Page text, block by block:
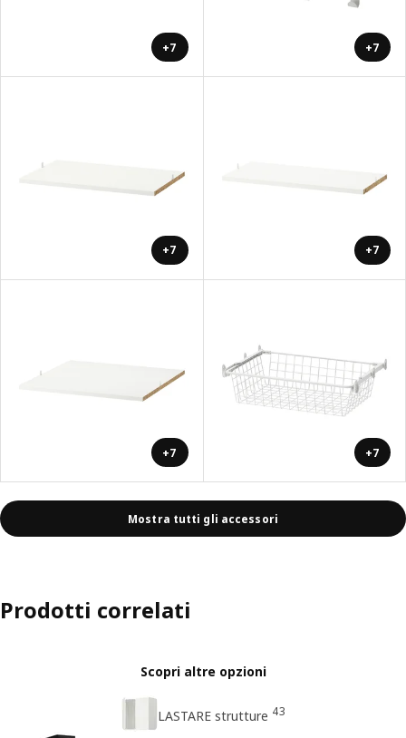
+7 +7
+7 +7
+7 +7
Mostra tutti gli accessori
Prodotti correlati
Scopri altre opzioni
LASTARE strutture 43